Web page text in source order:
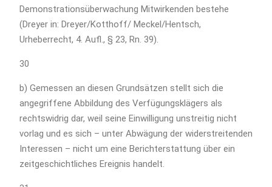
Demonstrationsüberwachung Mitwirkenden bestehe
(Dreyer in: Dreyer/Kotthoff/ Meckel/Hentsch,
Urheberrecht, 4. Aufl., § 23, Rn. 39).
30
b) Gemessen an diesen Grundsätzen stellt sich die
angegriffene Abbildung des Verfügungsklägers als
rechtswidrig dar, weil seine Einwilligung unstreitig nicht
vorlag und es sich – unter Abwägung der widerstreitenden
Interessen – nicht um eine Berichterstattung über ein
zeitgeschichtliches Ereignis handelt.